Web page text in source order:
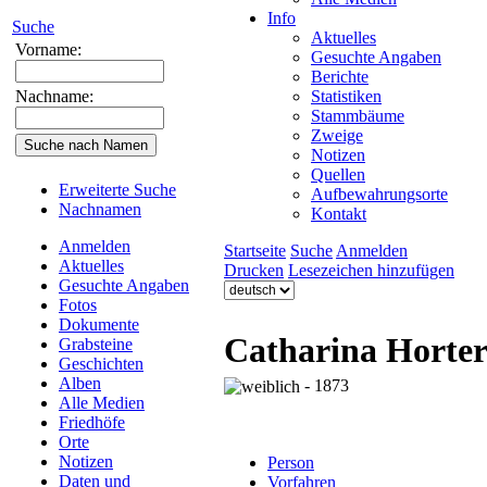
Suche
Vorname:
Nachname:
Erweiterte Suche
Nachnamen
Anmelden
Aktuelles
Gesuchte Angaben
Fotos
Dokumente
Grabsteine
Geschichten
Alben
Alle Medien
Friedhöfe
Orte
Notizen
Daten und
Info
Aktuelles
Gesuchte Angaben
Berichte
Statistiken
Stammbäume
Zweige
Notizen
Quellen
Aufbewahrungsorte
Kontakt
Startseite Suche Anmelden
Drucken Lesezeichen hinzufügen
Catharina Horter
- 1873
Person
Vorfahren